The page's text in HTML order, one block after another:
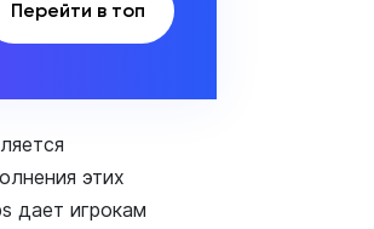
Перейти в топ
этих
дает игрокам